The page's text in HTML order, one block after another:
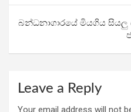
k
p
බන්ධනාගාරයේ මියගිය සියලු
Leave a Reply
Your email address will not